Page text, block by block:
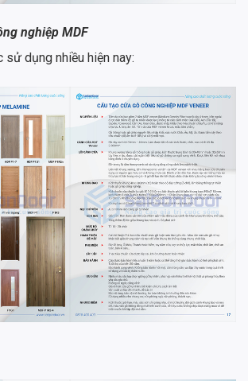
nghiệp MDF
dụng nhiều hiện nay: